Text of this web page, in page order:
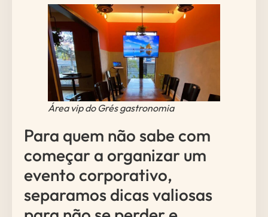
Área vip do Grés gastronomia
Para quem não sabe com
começar a organizar um
evento corporativo,
separamos dicas valiosas